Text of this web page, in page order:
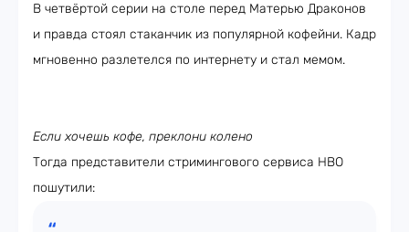
В четвёртой серии на столе перед Матерью Драконов
и правда стоял стаканчик из популярной кофейни. Кадр
мгновенно разлетелся по интернету и стал мемом.
Если хочешь кофе, преклони колено
Тогда представители стримингового сервиса HBO
пошутили: